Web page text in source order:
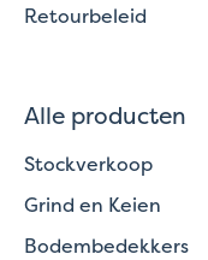
Retourbeleid
Alle producten
Stockverkoop
Grind en Keien
Bodembedekkers